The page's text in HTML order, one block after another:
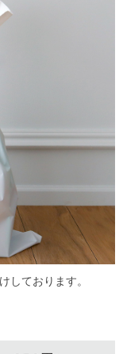
しております。